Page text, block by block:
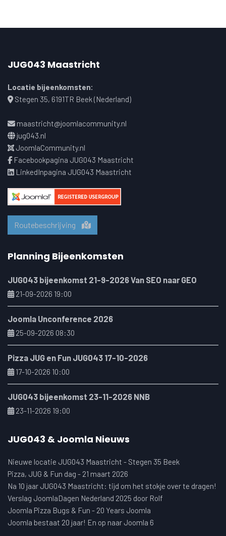
JUG043 Maastricht
Locatie bijeenkomsten:
Stegen 35, 6191TR Beek (Nederland)
maastricht@joomlacommunity.nl
jug043.nl
JoomlaCommunity.nl
Facebookpagina JUG043 Maastricht
LinkedInpagina JUG043 Maastricht
Routebeschrijving
Planning Bijeenkomsten
JUG043 bijeenkomst 21-9-2026 Van SEO naar GEO
21-09-2026 19:00
Joomla Unconference 2026
25-09-2026 08:30
Pizza JUG en Fun JUG043 17-10-2026
17-10-2026 10:00
JUG043 bijeenkomst 23-11-2026 NNB
23-11-2026 19:00
JUG043 & Joomla Nieuws
Nieuwe locatie JUG043 Maastricht - Stegen 35 Beek
Pizza, JUG & Fun dag - 21 maart 2026
Na 10 jaar JUG043 Maastricht: tijd om het stokje over te dragen!
Verslag JoomlaDagen Nederland 2025 door Rolf
Joomla Pizza Bugs & Fun - 20 Years Joomla
Joomla bestaat 20 jaar! En op naar Joomla 6